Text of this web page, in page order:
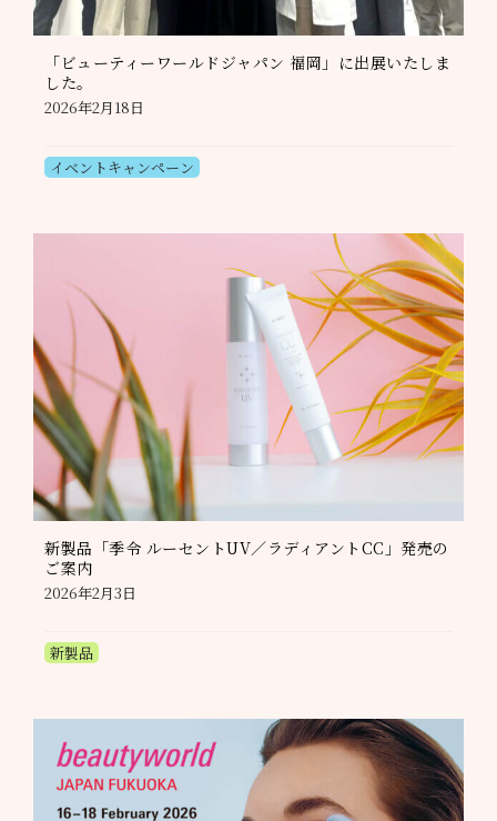
「ビューティーワールドジャパン 福岡」に出展いたしま
した。
2026年2月18日
イベントキャンペーン
新製品「季令 ルーセントUV／ラディアントCC」発売の
ご案内
2026年2月3日
新製品